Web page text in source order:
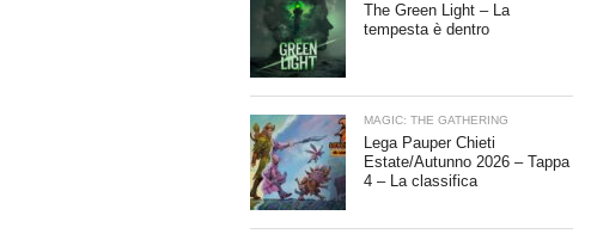
The Green Light – La
tempesta è dentro
MAGIC: THE GATHERING
Lega Pauper Chieti
Estate/Autunno 2026 – Tappa
4 – La classifica